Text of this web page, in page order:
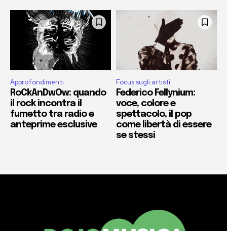
Approfondimenti
RoCkAnDwOw: quando
il rock incontra il
fumetto tra radio e
anteprime esclusive
Focus sugli artisti
Federico Fellynium:
voce, colore e
spettacolo, il pop
come libertà di essere
se stessi